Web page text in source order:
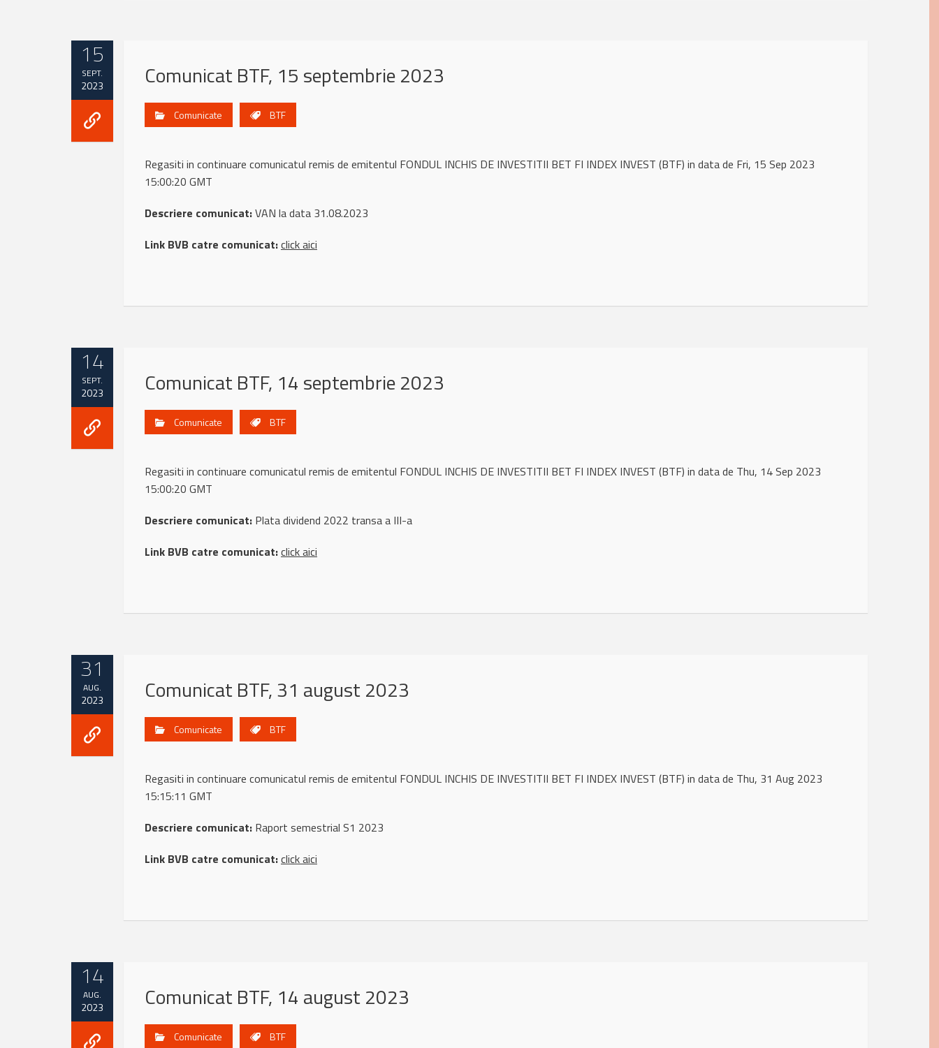
15
SEPT.
2023 Comunicat BTF, 15 septembrie 2023
Comunicate BTF
Regasiti in continuare comunicatul remis de emitentul FONDUL INCHIS DE INVESTITII BET FI INDEX INVEST (BTF) in data de Fri, 15 Sep 2023
15:00:20 GMT
Descriere comunicat:VAN la data 31.08.2023
Link BVB catre comunicat:click aici
14
SEPT.
2023 Comunicat BTF, 14 septembrie 2023
Comunicate BTF
Regasiti in continuare comunicatul remis de emitentul FONDUL INCHIS DE INVESTITII BET FI INDEX INVEST (BTF) in data de Thu, 14 Sep 2023
15:00:20 GMT
Descriere comunicat: Plata dividend 2022 transa a III-a
Link BVB catre comunicat:click aici
31
AUG.
2023 Comunicat BTF, 31 august 2023
Comunicate BTF
Regasiti in continuare comunicatul remis de emitentul FONDUL INCHIS DE INVESTITII BET FI INDEX INVEST (BTF) in data de Thu, 31 Aug 2023
15:15:11 GMT
Descriere comunicat: Raport semestrial S1 2023
Link BVB catre comunicat:click aici
14
AUG.
2023 Comunicat BTF, 14 august 2023
Comunicate BTF